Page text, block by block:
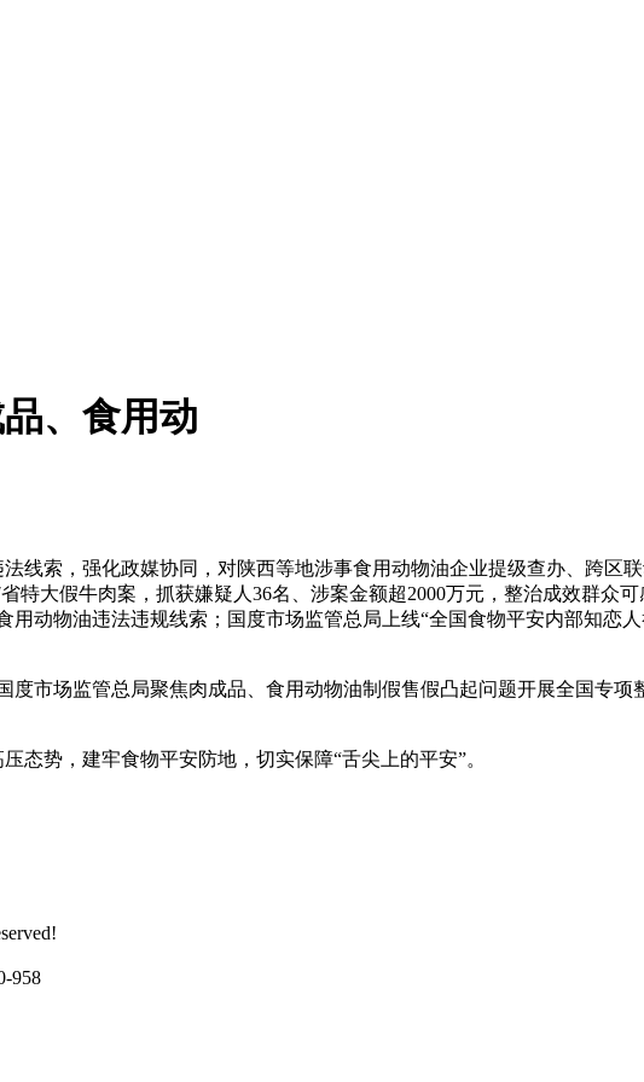
、食用动
索，强化政媒协同，对陕西等地涉事食用动物油企业提级查办、跨区
特大假牛肉案，抓获嫌疑人36名、涉案金额超2000万元，整治成效群众
动物油违法违规线索；国度市场监管总局上线“全国食物平安内部知恋
市场监管总局聚焦肉成品、食用动物油制假售假凸起问题开展全国专项
势，建牢食物平安防地，切实保障“舌尖上的平安”。
958